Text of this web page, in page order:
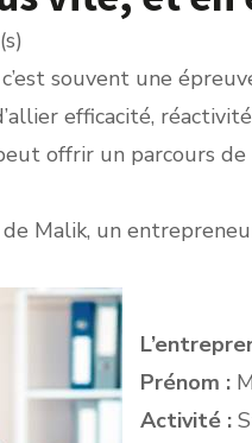
souvent une
efficacité,
offrir un parcours
de Malik, un
Prénom :
Activité :